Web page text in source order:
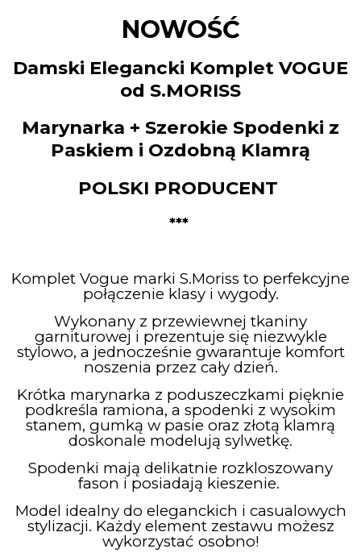
NOWOŚĆ
Damski Elegancki Komplet VOGUE
od S.MORISS
Marynarka + Szerokie Spodenki z
Paskiem i Ozdobną Klamrą
POLSKI PRODUCENT
***
Komplet Vogue marki S.Moriss to perfekcyjne
połączenie klasy i wygody.
Wykonany z przewiewnej tkaniny
garniturowej i prezentuje się niezwykle
stylowo, a jednocześnie gwarantuje komfort
noszenia przez cały dzień.
Krótka marynarka z poduszeczkami pięknie
podkreśla ramiona, a spodenki z wysokim
stanem, gumką w pasie oraz złotą klamrą
doskonale modelują sylwetkę.
Spodenki mają delikatnie rozkloszowany
fason i posiadają kieszenie.
Model idealny do eleganckich i casualowych
stylizacji. Każdy element zestawu możesz
wykorzystać osobno!